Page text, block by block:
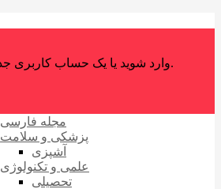
وارد شوید یا یک حساب کاربری جدید ایجاد کنید.
مجله فارسی
پزشکی و سلامت
آشپزی
علمی و تکنولوژی
تحصیلی